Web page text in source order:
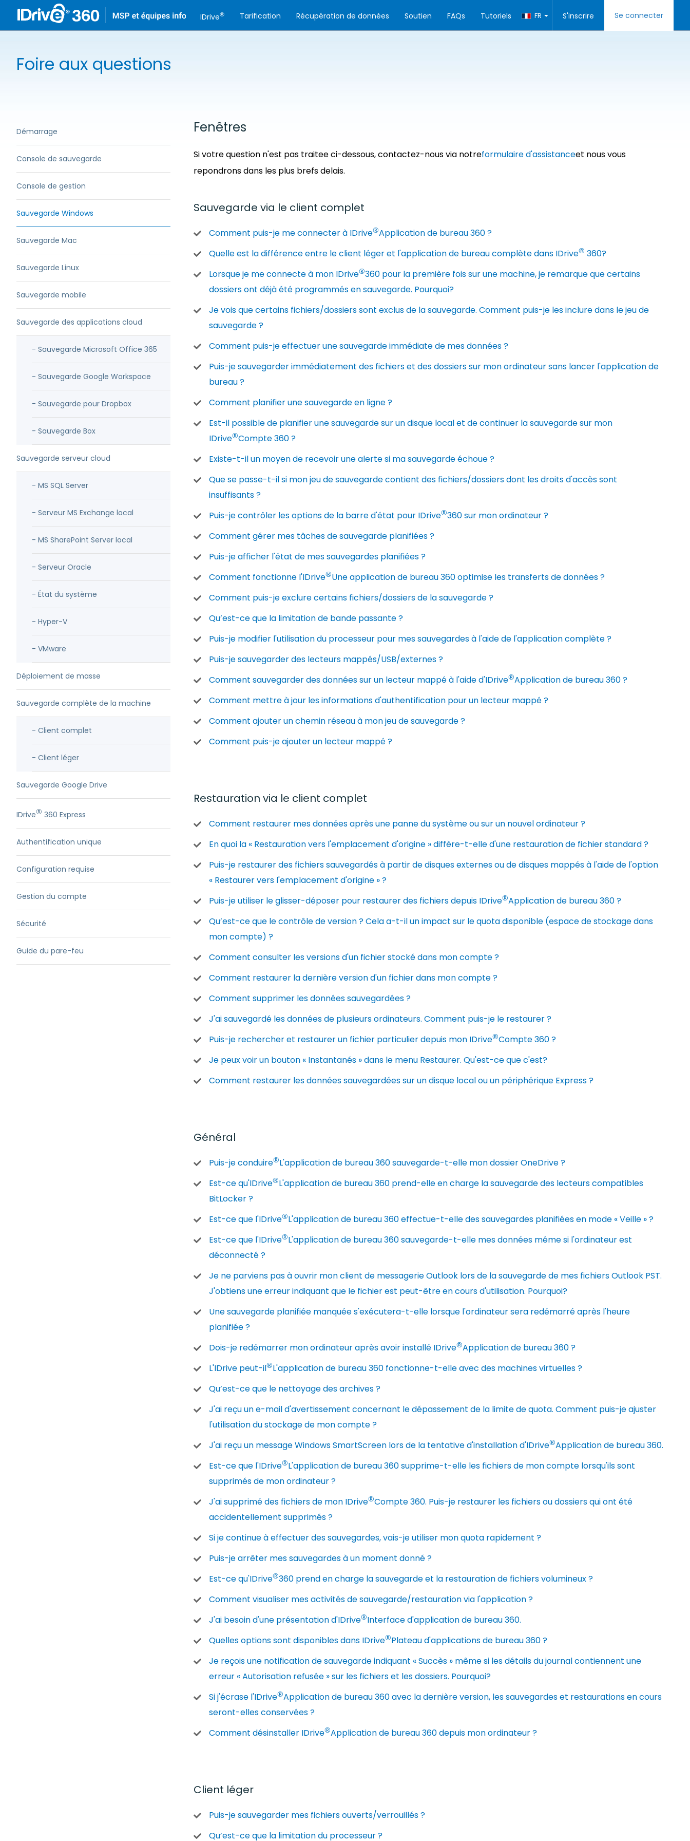
S'inscrire Se connecter
FR
IDrive® Tarification Récupération de données Soutien FAQs Tutoriels
Foire aux questions
Démarrage
Console de sauvegarde
Console de gestion
Sauvegarde Windows
Sauvegarde Mac
Sauvegarde Linux
Sauvegarde mobile
Sauvegarde des applications cloud
- Sauvegarde Microsoft Office 365
- Sauvegarde Google Workspace
- Sauvegarde pour Dropbox
- Sauvegarde Box
Sauvegarde serveur cloud
- MS SQL Server
- Serveur MS Exchange local
- MS SharePoint Server local
- Serveur Oracle
- État du système
- Hyper-V
- VMware
Déploiement de masse
Sauvegarde complète de la machine
- Client complet
- Client léger
Sauvegarde Google Drive
IDrive® 360 Express
Authentification unique
Configuration requise
Gestion du compte
Sécurité
Guide du pare-feu
Fenêtres
Si votre question n'est pas traitee ci-dessous, contactez-nous via notreformulaire d'assistanceet nous vous
repondrons dans les plus brefs delais.
Sauvegarde via le client complet
Comment puis-je me connecter à IDrive®Application de bureau 360 ?
Quelle est la différence entre le client léger et l'application de bureau complète dans IDrive® 360?
Lorsque je me connecte à mon IDrive®360 pour la première fois sur une machine, je remarque que certains
dossiers ont déjà été programmés en sauvegarde. Pourquoi?
Je vois que certains fichiers/dossiers sont exclus de la sauvegarde. Comment puis-je les inclure dans le jeu de
sauvegarde ?
Comment puis-je effectuer une sauvegarde immédiate de mes données ?
Puis-je sauvegarder immédiatement des fichiers et des dossiers sur mon ordinateur sans lancer l'application de
bureau ?
Comment planifier une sauvegarde en ligne ?
Est-il possible de planifier une sauvegarde sur un disque local et de continuer la sauvegarde sur mon
IDrive®Compte 360 ​​?
Existe-t-il un moyen de recevoir une alerte si ma sauvegarde échoue ?
Que se passe-t-il si mon jeu de sauvegarde contient des fichiers/dossiers dont les droits d'accès sont
insuffisants ?
Puis-je contrôler les options de la barre d'état pour IDrive®360 sur mon ordinateur ?
Comment gérer mes tâches de sauvegarde planifiées ?
Puis-je afficher l'état de mes sauvegardes planifiées ?
Comment fonctionne l'IDrive®Une application de bureau 360 optimise les transferts de données ?
Comment puis-je exclure certains fichiers/dossiers de la sauvegarde ?
Qu’est-ce que la limitation de bande passante ?
Puis-je modifier l'utilisation du processeur pour mes sauvegardes à l'aide de l'application complète ?
Puis-je sauvegarder des lecteurs mappés/USB/externes ?
Comment sauvegarder des données sur un lecteur mappé à l'aide d'IDrive®Application de bureau 360 ?
Comment mettre à jour les informations d'authentification pour un lecteur mappé ?
Comment ajouter un chemin réseau à mon jeu de sauvegarde ?
Comment puis-je ajouter un lecteur mappé ?
Restauration via le client complet
Comment restaurer mes données après une panne du système ou sur un nouvel ordinateur ?
En quoi la « Restauration vers l'emplacement d'origine » diffère-t-elle d'une restauration de fichier standard ?
Puis-je restaurer des fichiers sauvegardés à partir de disques externes ou de disques mappés à l'aide de l'option
« Restaurer vers l'emplacement d'origine » ?
Puis-je utiliser le glisser-déposer pour restaurer des fichiers depuis IDrive®Application de bureau 360 ?
Qu’est-ce que le contrôle de version ? Cela a-t-il un impact sur le quota disponible (espace de stockage dans
mon compte) ?
Comment consulter les versions d'un fichier stocké dans mon compte ?
Comment restaurer la dernière version d'un fichier dans mon compte ?
Comment supprimer les données sauvegardées ?
J'ai sauvegardé les données de plusieurs ordinateurs. Comment puis-je le restaurer ?
Puis-je rechercher et restaurer un fichier particulier depuis mon IDrive®Compte 360 ​​?
Je peux voir un bouton « Instantanés » dans le menu Restaurer. Qu'est-ce que c'est?
Comment restaurer les données sauvegardées sur un disque local ou un périphérique Express ?
Général
Puis-je conduire®L'application de bureau 360 sauvegarde-t-elle mon dossier OneDrive ?
Est-ce qu'IDrive®L'application de bureau 360 prend-elle en charge la sauvegarde des lecteurs compatibles
BitLocker ?
Est-ce que l'IDrive®L'application de bureau 360 effectue-t-elle des sauvegardes planifiées en mode « Veille » ?
Est-ce que l'IDrive®L'application de bureau 360 sauvegarde-t-elle mes données même si l'ordinateur est
déconnecté ?
Je ne parviens pas à ouvrir mon client de messagerie Outlook lors de la sauvegarde de mes fichiers Outlook PST.
J'obtiens une erreur indiquant que le fichier est peut-être en cours d'utilisation. Pourquoi?
Une sauvegarde planifiée manquée s'exécutera-t-elle lorsque l'ordinateur sera redémarré après l'heure
planifiée ?
Dois-je redémarrer mon ordinateur après avoir installé IDrive®Application de bureau 360 ?
L'IDrive peut-il®L'application de bureau 360 fonctionne-t-elle avec des machines virtuelles ?
Qu’est-ce que le nettoyage des archives ?
J'ai reçu un e-mail d'avertissement concernant le dépassement de la limite de quota. Comment puis-je ajuster
l'utilisation du stockage de mon compte ?
J'ai reçu un message Windows SmartScreen lors de la tentative d'installation d'IDrive®Application de bureau 360.
Est-ce que l'IDrive®L'application de bureau 360 supprime-t-elle les fichiers de mon compte lorsqu'ils sont
supprimés de mon ordinateur ?
J'ai supprimé des fichiers de mon IDrive®Compte 360. Puis-je restaurer les fichiers ou dossiers qui ont été
accidentellement supprimés ?
Si je continue à effectuer des sauvegardes, vais-je utiliser mon quota rapidement ?
Puis-je arrêter mes sauvegardes à un moment donné ?
Est-ce qu'IDrive®360 prend en charge la sauvegarde et la restauration de fichiers volumineux ?
Comment visualiser mes activités de sauvegarde/restauration via l'application ?
J'ai besoin d'une présentation d'IDrive®Interface d'application de bureau 360.
Quelles options sont disponibles dans IDrive®Plateau d'applications de bureau 360 ?
Je reçois une notification de sauvegarde indiquant « Succès » même si les détails du journal contiennent une
erreur « Autorisation refusée » sur les fichiers et les dossiers. Pourquoi?
Si j'écrase l'IDrive®Application de bureau 360 avec la dernière version, les sauvegardes et restaurations en cours
seront-elles conservées ?
Comment désinstaller IDrive®Application de bureau 360 depuis mon ordinateur ?
Client léger
Puis-je sauvegarder mes fichiers ouverts/verrouillés ?
Qu’est-ce que la limitation du processeur ?